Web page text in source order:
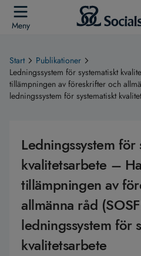
Meny
Start
Publikationer
Ledningssystem för systematiskt
tillämpningen av föreskrifter och
ledningssystem för systematiskt
Ledningssystem för
kvalitetsarbete –
tillämpningen av
allmänna råd
ledningssystem för
kvalitetsarbete